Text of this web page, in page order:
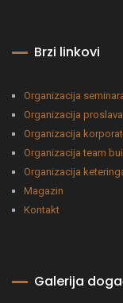
Brzi linkovi
Organizacija
Organizacija proslava
Organizacija
Organizacija team
Organizacija
Magazin
Kontakt
Galerija